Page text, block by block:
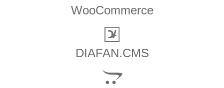
WooCommerce
DIAFAN.CMS